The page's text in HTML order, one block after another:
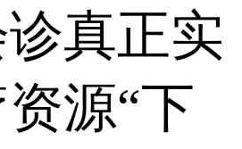
真正实
源“下